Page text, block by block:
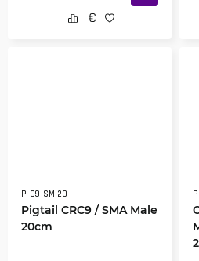
P-C9-SM-20
Pigtail CRC9 / SMA Male
20cm